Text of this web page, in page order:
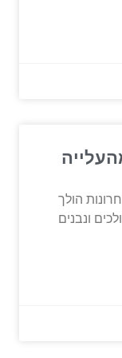
הולך
ונבנים